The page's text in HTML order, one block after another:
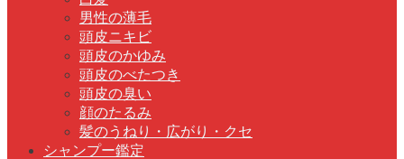
男性の薄毛
頭皮ニキビ
頭皮のかゆみ
頭皮のべたつき
頭皮の臭い
顔のたるみ
髪のうねり・広がり・クセ
シャンプー鑑定